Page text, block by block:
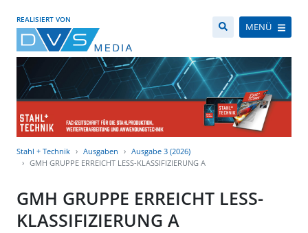
REALISIERT VON
MENÜ
Stahl + Technik Ausgaben
Ausgabe 3 (2026)
GMH GRUPPE ERREICHT LESS-KLASSIFIZIERUNG A
GMH GRUPPE ERREICHT LESS-
KLASSIFIZIERUNG A